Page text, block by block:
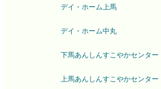
デイ・ホーム上馬
デイ・ホーム中丸
下馬あんしんすこやかセンター
上馬あんしんすこやかセンター